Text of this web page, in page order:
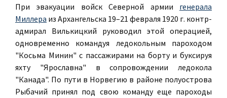
При эвакуации войск Северной армии генерала
Миллера из Архангельска 19–21 февраля 1920 г. контр-
адмирал Вилькицкий руководил этой операцией,
одновременно командуя ледокольным пароходом
"Косьма Минин" с пассажирами на борту и буксируя
яхту "Ярославна" в сопровождении ледокола
"Канада". По пути в Норвегию в районе полуострова
Рыбачий принял под свою команду еще пароходы